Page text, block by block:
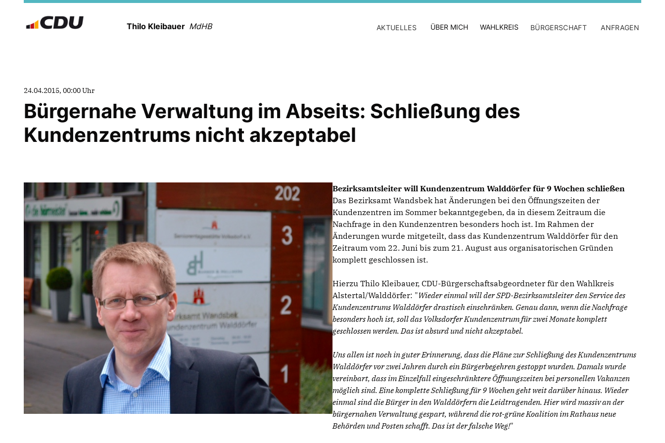
Thilo Kleibauer MdHB AKTUELLES ÜBER MICH WAHLKREIS BÜRGERSCHAFT ANFRAGEN
24.04.2015, 00:00 Uhr
Bürgernahe Verwaltung im Abseits: Schließung des
Kundenzentrums nicht akzeptabel
Bezirksamtsleiter will Kundenzentrum Walddörfer für 9 Wochen schließen
Das Bezirksamt Wandsbek hat Änderungen bei den Öffnungszeiten der
Kundenzentren im Sommer bekanntgegeben, da in diesem Zeitraum die
Nachfrage in den Kundenzentren besonders hoch ist. Im Rahmen der
Änderungen wurde mitgeteilt, dass das Kundenzentrum Walddörfer für den
Zeitraum vom 22. Juni bis zum 21. August aus organisatorischen Gründen
komplett geschlossen ist.
Hierzu Thilo Kleibauer, CDU-Bürgerschaftsabgeordneter für den Wahlkreis
Alstertal/Walddörfer: "Wieder einmal will der SPD-Bezirksamtsleiter den Service des
Kundenzentrums Walddörfer drastisch einschränken. Genau dann, wenn die Nachfrage
besonders hoch ist, soll das Volksdorfer Kundenzentrum für zwei Monate komplett
geschlossen werden. Das ist absurd und nicht akzeptabel.
Uns allen ist noch in guter Erinnerung, dass die Pläne zur Schließung des Kundenzentrums
Walddörfer vor zwei Jahren durch ein Bürgerbegehren gestoppt wurden. Damals wurde
vereinbart, dass im Einzelfall eingeschränktere Öffnungszeiten bei personellen Vakanzen
möglich sind. Eine komplette Schließung für 9 Wochen geht weit darüber hinaus. Wieder
einmal sind die Bürger in den Walddörfern die Leidtragenden. Hier wird massiv an der
bürgernahen Verwaltung gespart, während die rot-grüne Koalition im Rathaus neue
Behörden und Posten schafft. Das ist der falsche Weg!"